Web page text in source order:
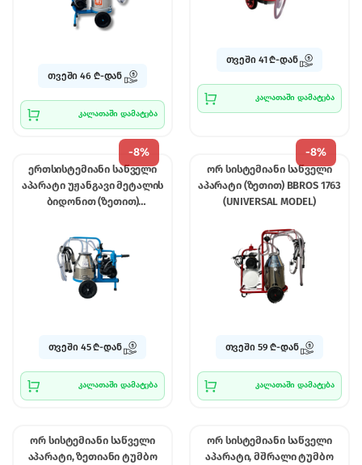
თვეში 46 ₾-დან
კალათაში დამატება
თვეში 41 ₾-დან
კალათაში დამატება
-8%
ერთსისტემიანი საწველი
აპარატი უჟანგავი მეტალის
ბიდონით (ზეთით)
თვეში 45 ₾-დან
კალათაში დამატება
-8%
ორ სისტემიანი საწველი
აპარატი (ზეთით) BBROS 1763
(UNIVERSAL MODEL)
თვეში 59 ₾-დან
კალათაში დამატება
ორ სისტემიანი საწველი
აპარატი, ზეთიანი ტუმბო
ორ სისტემიანი საწველი
აპარატი, მშრალი ტუმბო